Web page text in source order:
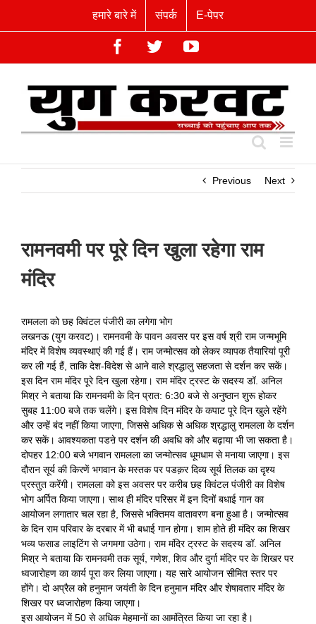
हमारे बारे में संपर्क E-पेपर
Facebook
TwitterYouTube
Previous Next
रामनवमी पर पूरे दिन खुला रहेगा राम
मंदिर
रामलला को छह क्विंटल पंजीरी का लगेगा भोग
लखनऊ (युग करवट)। रामनवमी के पावन अवसर पर इस वर्ष श्री राम जन्मभूमि
मंदिर में विशेष व्यवस्थाएं की गई हैं। राम जन्मोत्सव को लेकर व्यापक तैयारियां पूरी
कर ली गई हैं, ताकि देश-विदेश से आने वाले श्रद्धालु सहजता से दर्शन कर सकें।
इस दिन राम मंदिर पूरे दिन खुला रहेगा। राम मंदिर ट्रस्ट के सदस्य डॉ. अनिल
मिश्र ने बताया कि रामनवमी के दिन प्रात: 6:30 बजे से अनुष्ठान शुरू होकर
सुबह 11:00 बजे तक चलेंगे। इस विशेष दिन मंदिर के कपाट पूरे दिन खुले रहेंगे
और उन्हें बंद नहीं किया जाएगा, जिससे अधिक से अधिक श्रद्धालु रामलला के दर्शन
कर सकें। आवश्यकता पडऩे पर दर्शन की अवधि को और बढ़ाया भी जा सकता है।
दोपहर 12:00 बजे भगवान रामलला का जन्मोत्सव धूमधाम से मनाया जाएगा। इस
दौरान सूर्य की किरणें भगवान के मस्तक पर पडक़र दिव्य सूर्य तिलक का दृश्य
प्रस्तुत करेंगी। रामलला को इस अवसर पर करीब छह क्विंटल पंजीरी का विशेष
भोग अर्पित किया जाएगा। साथ ही मंदिर परिसर में इन दिनों बधाई गान का
आयोजन लगातार चल रहा है, जिससे भक्तिमय वातावरण बना हुआ है। जन्मोत्सव
के दिन राम परिवार के दरबार में भी बधाई गान होगा। शाम होते ही मंदिर का शिखर
भव्य फसाड लाइटिंग से जगमगा उठेगा। राम मंदिर ट्रस्ट के सदस्य डॉ. अनिल
मिश्र ने बताया कि रामनवमी तक सूर्य, गणेश, शिव और दुर्गा मंदिर पर के शिखर पर
ध्वजारोहण का कार्य पूरा कर लिया जाएगा। यह सारे आयोजन सीमित स्तर पर
होंगे। दो अप्रैल को हनुमान जयंती के दिन हनुमान मंदिर और शेषावतार मंदिर के
शिखर पर ध्वजारोहण किया जाएगा।
इस आयोजन में 50 से अधिक मेहमानों का आमंत्रित किया जा रहा है।